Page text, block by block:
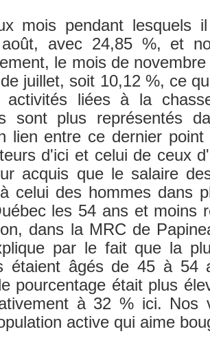
mois pendant lesquels
avec 24,85 %, et
le mois de
juillet, soit 10,12 %, ce
activités liées à la
sont plus représentés
lien entre ce dernier
d'ici et celui de ceux
acquis que le salaire
celui des hommes dans
les 54 ans et moins
dans la MRC de
par le fait que la
étaient âgés de 45 à 54
pourcentage était plus
à 32 % ici. Nos
active qui aime